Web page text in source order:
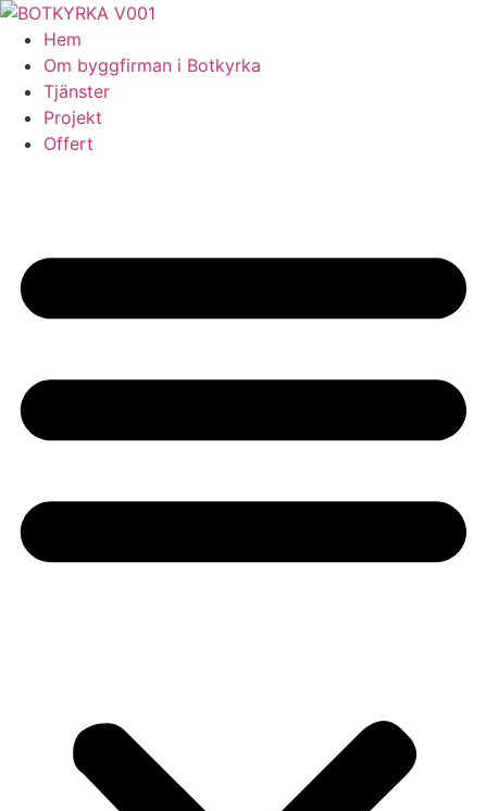
Skip
content
Hem
Om byggfirman i Botkyrka
Tjänster
Projekt
Offert